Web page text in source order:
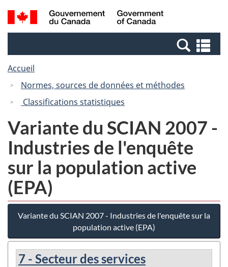
Passer
au
Passer
à
Canada
Recherche
et
et
Accueil
Normes, sources de données et méthodes
Classifications statistiques
Variante du SCIAN 2007 -
Industries de l'enquête
sur la population active
(EPA)
Variante du SCIAN 2007 - Industries de l'enquête sur la
population active (EPA)
7 - Secteur des services